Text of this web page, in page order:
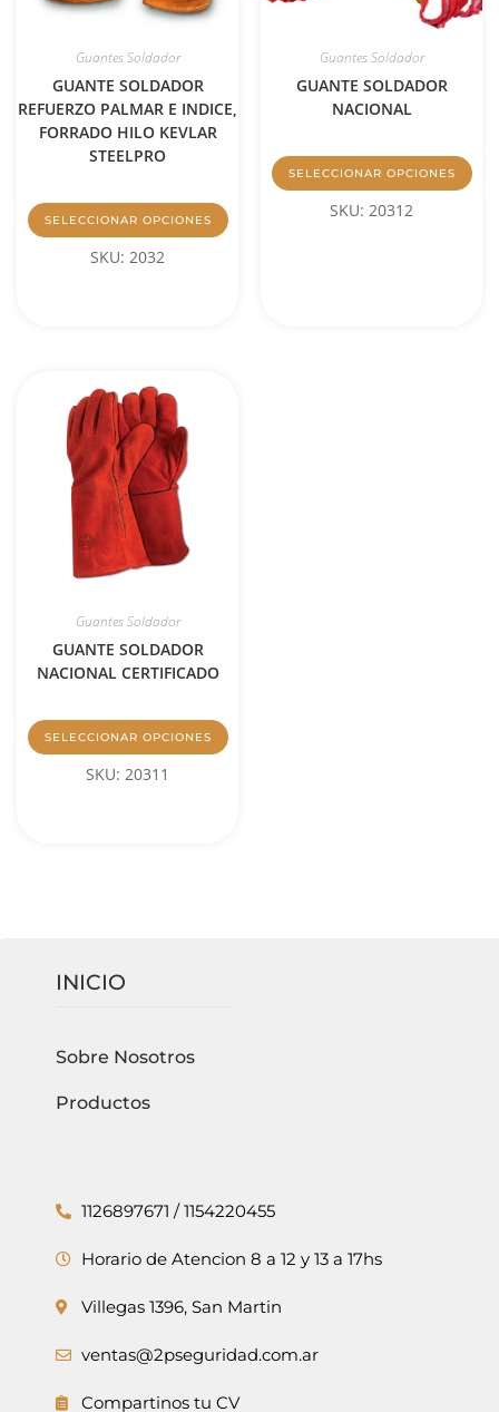
Guantes Soldador
GUANTE SOLDADOR
REFUERZO PALMAR E INDICE,
FORRADO HILO KEVLAR
STEELPRO
SELECCIONAR OPCIONES
SKU: 2032
Guantes Soldador
GUANTE SOLDADOR
NACIONAL
SELECCIONAR OPCIONES
SKU: 20312
Guantes Soldador
GUANTE SOLDADOR
NACIONAL CERTIFICADO
SELECCIONAR OPCIONES
SKU: 20311
INICIO
Sobre Nosotros
Productos
1126897671 / 1154220455
Horario de Atencion 8 a 12 y 13 a 17hs
Villegas 1396, San Martin
ventas@2pseguridad.com.ar
Compartinos tu CV